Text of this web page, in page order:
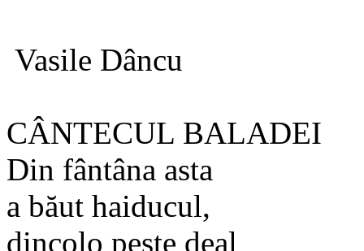
Vasile Dâncu
CÂNTECUL BALADEI
Din fântâna asta
a băut haiducul,
dincolo peste deal